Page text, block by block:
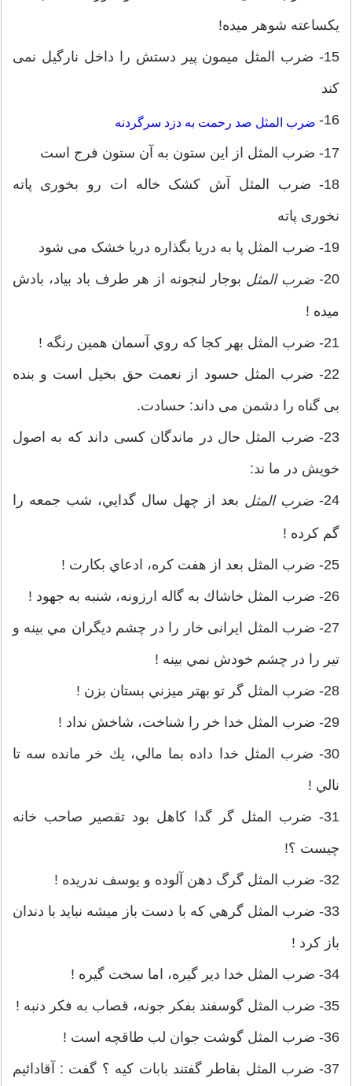
یکساعته شوهر میده!
15- ضرب المثل میمون پیر دستش را داخل نارگیل نمی
کند
16- ضرب المثل صد رحمت به دزد سرگردنه
17- ضرب المثل از این ستون به آن ستون فرج است
18- ضرب المثل آش کشک خاله ات رو بخوری پاته
نخوری پاته
19- ضرب المثل پا به دریا بگذاره دریا خشک می شود
20-
ضرب المثل بوجار لنجونه از هر طرف باد بياد، بادش
ميده !
21- ضرب المثل بهر كجا كه روي آسمان همين رنگه !
22- ضرب المثل حسود از نعمت حق بخیل است و بنده
بی گناه را دشمن می داند: حسادت.
23- ضرب المثل حال در ماندگان کسی داند که به اصول
خویش در ما ند:
24-
ضرب المثل بعد از چهل سال گدايي، شب جمعه را
گم كرده !
25- ضرب المثل بعد از هفت كره، ادعاي بكارت !
26- ضرب المثل خاشاك به گاله ارزونه، شنبه به جهود !
27- ضرب المثل ایرانی خار را در چشم ديگران مي بينه و
تير را در چشم خودش نمي بينه !
28- ضرب المثل گر تو بهتر ميزني بستان بزن !
29- ضرب المثل خدا خر را شناخت، شاخش نداد !
30- ضرب المثل خدا داده بما مالي، يك خر مانده سه تا
نالي !
31- ضرب المثل گر گدا كاهل بود تقصير صاحب خانه
چيست ؟!
32- ضرب المثل گرگ دهن آلوده و يوسف ندريده !
33- ضرب المثل گرهي كه با دست باز ميشه نبايد با دندان
باز كرد !
34- ضرب المثل خدا دير گيره، اما سخت گيره !
35- ضرب المثل گوسفند بفكر جونه، قصاب به فكر دنبه !
36- ضرب المثل گوشت جوان لب طاقچه است !
37- ضرب المثل بقاطر گفتند بابات كيه ؟ گفت : آقادائيم